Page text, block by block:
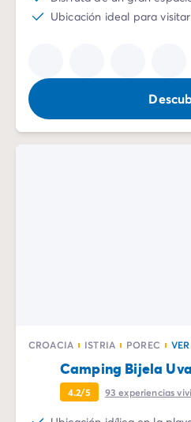
Ubicación ideal para
CROACIA ISTRIA POREC
Camping Bijela
4.2/5 93experiencias